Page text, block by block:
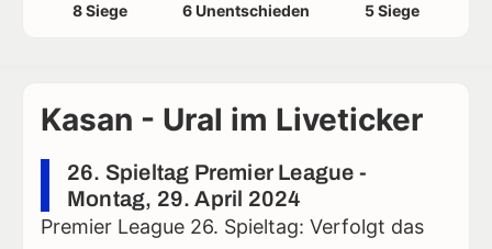
8 Siege 6 Unentschieden 5 Siege
Kasan - Ural im Liveticker
26. Spieltag Premier League -
Montag, 29. April 2024
Premier League 26. Spieltag: Verfolgt das